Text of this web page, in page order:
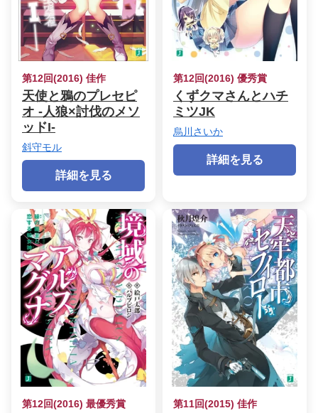
第12回(2016) 佳作
天使と鴉のプレセピ
オ -人狼×討伐のメソ
ッドI-
斜守モル
詳細を見る
第12回(2016) 優秀賞
くずクマさんとハチ
ミツJK
烏川さいか
詳細を見る
第12回(2016) 最優秀賞 第11回(2015) 佳作